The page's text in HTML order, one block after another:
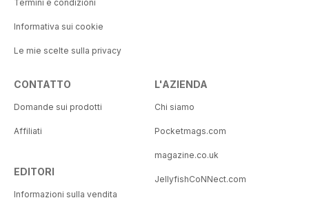
Termini e condizioni
Informativa sui cookie
Le mie scelte sulla privacy
CONTATTO
Domande sui prodotti
Affiliati
EDITORI
Informazioni sulla vendita
L'AZIENDA
Chi siamo
Pocketmags.com
magazine.co.uk
JellyfishCoNNect.com